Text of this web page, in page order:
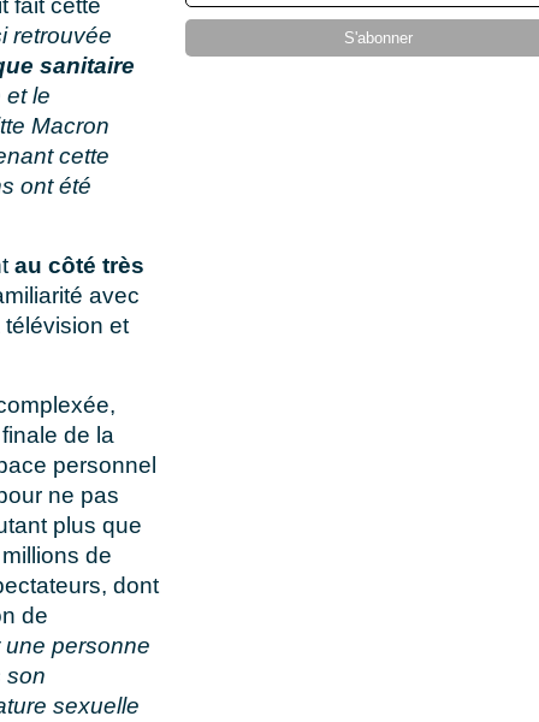
fait cette
retrouvée
sanitaire
et le
Macron
cette
ont été
au côté très
avec
et
de la
personnel
ne pas
plus que
de
dont
de
personne
son
sexuelle